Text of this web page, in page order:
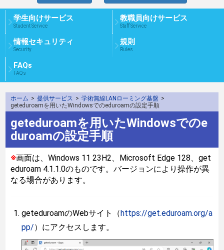
学生向けサービス
Student Service
教職員向けサービス
Staff Service
情報セキュリティ
Security
規則
Rules
FAQs
FAQs
ホーム > 提供サービス > 学術無線LANローミング基盤 >
geteduroamを用いたWindowsでのeduroamの設定手順
geteduroamを用いたWindowsでのe
duroamの設定手順
※画面は、Windows 11 23H2、Microsoft Edge 128、get
eduroam 4.1.1.0のものです。バージョンにより操作が異
なる場合があります。
geteduroamのWebサイト（https://get.eduroam.org/a
pp/）にアクセスします。